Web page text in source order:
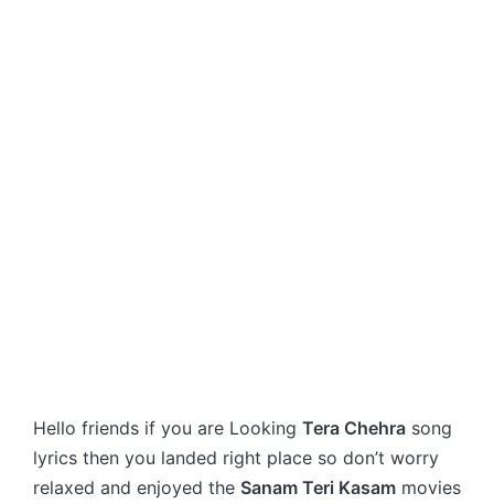
Hello friends if you are Looking Tera Chehra song
lyrics then you landed right place so don’t worry
relaxed and enjoyed the Sanam Teri Kasam movies